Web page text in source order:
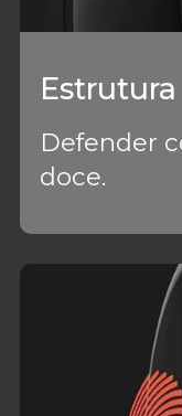
Defender
doce.